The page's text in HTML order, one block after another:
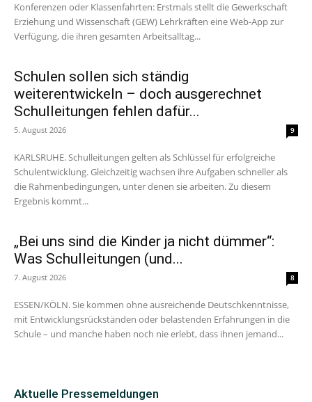
Konferenzen oder Klassenfahrten: Erstmals stellt die Gewerkschaft
Erziehung und Wissenschaft (GEW) Lehrkräften eine Web-App zur
Verfügung, die ihren gesamten Arbeitsalltag...
Schulen sollen sich ständig
weiterentwickeln – doch ausgerechnet
Schulleitungen fehlen dafür...
5. August 2026 9
KARLSRUHE. Schulleitungen gelten als Schlüssel für erfolgreiche
Schulentwicklung. Gleichzeitig wachsen ihre Aufgaben schneller als
die Rahmenbedingungen, unter denen sie arbeiten. Zu diesem
Ergebnis kommt...
„Bei uns sind die Kinder ja nicht dümmer“:
Was Schulleitungen (und...
7. August 2026 8
ESSEN/KÖLN. Sie kommen ohne ausreichende Deutschkenntnisse,
mit Entwicklungsrückständen oder belastenden Erfahrungen in die
Schule – und manche haben noch nie erlebt, dass ihnen jemand...
Aktuelle Pressemeldungen